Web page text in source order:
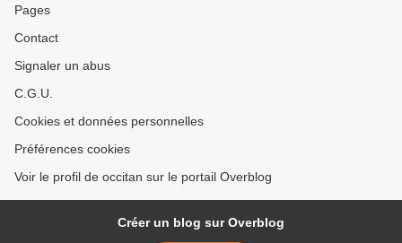
Pages
Contact
Signaler un abus
C.G.U.
Cookies et données personnelles
Préférences cookies
Voir le profil de occitan sur le portail Overblog
Créer un blog sur Overblog